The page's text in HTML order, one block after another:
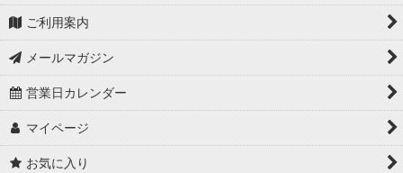
ご利用案内
メールマガジン
営業日カレンダー
マイページ
お気に入り